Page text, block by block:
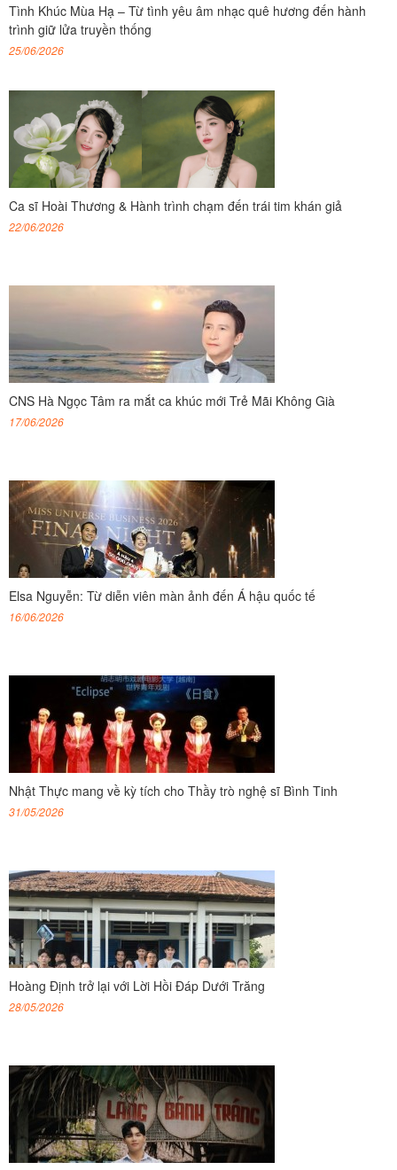
Tình Khúc Mùa Hạ – Từ tình yêu âm nhạc quê hương đến hành
trình giữ lửa truyền thống
25/06/2026
Ca sĩ Hoài Thương & Hành trình chạm đến trái tim khán giả
22/06/2026
CNS Hà Ngọc Tâm ra mắt ca khúc mới Trẻ Mãi Không Già
17/06/2026
Elsa Nguyễn: Từ diễn viên màn ảnh đến Á hậu quốc tế
16/06/2026
Nhật Thực mang về kỳ tích cho Thầy trò nghệ sĩ Bình Tinh
31/05/2026
Hoàng Định trở lại với Lời Hồi Đáp Dưới Trăng
28/05/2026